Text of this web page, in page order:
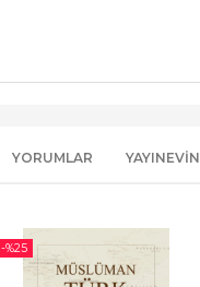
YORUMLAR
-%25